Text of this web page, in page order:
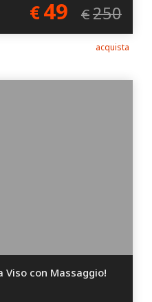
€49 €250
acquista
Viso con Massaggio!